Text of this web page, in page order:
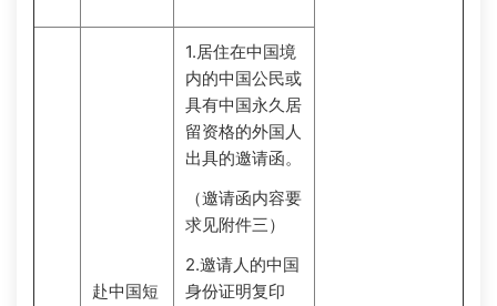
赴中国短
1.居住在中国境
内的中国公民或
具有中国永久居
留资格的外国人
出具的邀请函。
（邀请函内容要
求见附件三）
2.邀请人的中国
身份证明复印